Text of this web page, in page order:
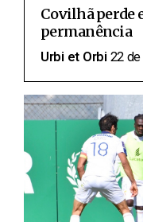
Covilhã perde
permanência
Urbi et Orbi 22